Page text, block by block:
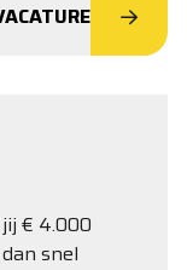
€ 4.000
snel